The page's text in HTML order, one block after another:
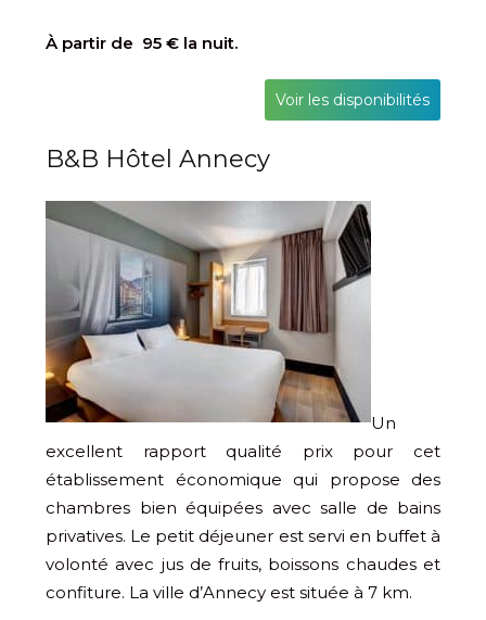
À partir de 95 € la nuit.
Voir les disponibilités
B&B Hôtel Annecy
Un
excellent rapport qualité prix pour cet
établissement économique qui propose des
chambres bien équipées avec salle de bains
privatives. Le petit déjeuner est servi en buffet à
volonté avec jus de fruits, boissons chaudes et
confiture. La ville d’Annecy est située à 7 km.